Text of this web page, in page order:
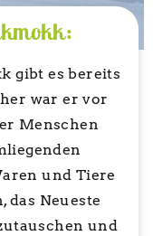
gibt es bereits
war er vor
Menschen
und Tiere
das Neueste
und